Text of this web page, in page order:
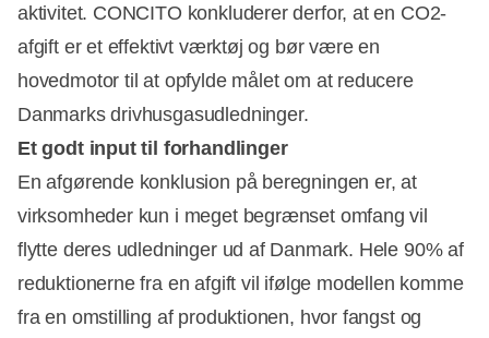
aktivitet. CONCITO konkluderer derfor, at en CO2-
afgift er et effektivt værktøj og bør være en
hovedmotor til at opfylde målet om at reducere
Danmarks drivhusgasudledninger.
Et godt input til forhandlinger
En afgørende konklusion på beregningen er, at
virksomheder kun i meget begrænset omfang vil
flytte deres udledninger ud af Danmark. Hele 90% af
reduktionerne fra en afgift vil ifølge modellen komme
fra en omstilling af produktionen, hvor fangst og